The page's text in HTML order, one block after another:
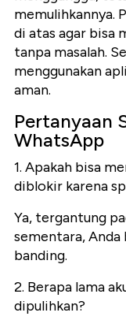
memulihkannya.
di atas agar bisa
tanpa masalah.
menggunakan
aman.
Pertanyaan
WhatsApp
1. Apakah bisa
diblokir karena
Ya, tergantung
sementara, Anda
banding.
2. Berapa lama
dipulihkan?